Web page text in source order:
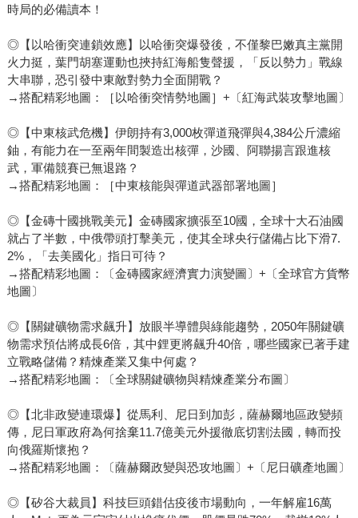
時局的必備讀本！
◎【以哈衝突連鎖效應】以哈衝突爆發後，不僅黎巴嫩真主黨開
火力挺，葉門胡塞運動也挾持紅海船隻聲援，「反以勢力」戰線
大串聯，恐引發中東敵對勢力全面開戰？
→搭配精彩地圖：［以哈衝突情勢地圖］+〔紅海武裝攻擊地圖〕
◎【中東核武危機】伊朗持有3,000枚彈道飛彈與4,384公斤濃縮
鈾，有能力在一至兩年間製造出核彈，沙國、阿聯揚言跟進核
武，軍備競賽已無退路？
→搭配精彩地圖：［中東核能與彈道武器部署地圖］
◎【金磚十國挑戰美元】金磚國家擴張至10國，全球十大石油國
就占了半數，中俄帶頭打擊美元，使其全球央行儲備占比下滑7.
2%，「去美國化」指日可待？
→搭配精彩地圖：〔金磚國家經濟實力演變圖〕+〔全球官方貨幣
地圖〕
◎【關鍵礦物需求飆升】放眼半導體與綠能趨勢，2050年關鍵礦
物需求預估將成長6倍，其中鋰更將飆升40倍，哪些國家已著手建
立戰略儲備？精煉產業又集中何處？
→搭配精彩地圖：〔全球關鍵礦物與精煉產業分布圖〕
◎【北非政變連環爆】從馬利、尼日到加彭，薩赫爾地區政變頻
傳，尼日軍政府為何捨棄11.7億美元外援徹底切割法國，轉而投
向俄羅斯懷抱？
→搭配精彩地圖：〔薩赫爾政變與恐攻地圖〕+〔尼日礦產地圖〕
◎【矽谷大裁員】科技巨頭錯估疫後市場動向，一年解雇16萬